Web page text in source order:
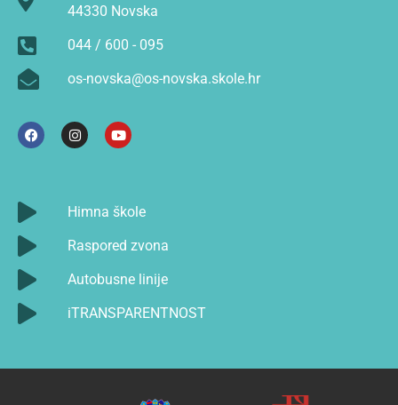
44330 Novska
044 / 600 - 095
os-novska@os-novska.skole.hr
Himna škole
Raspored zvona
Autobusne linije
iTRANSPARENTNOST